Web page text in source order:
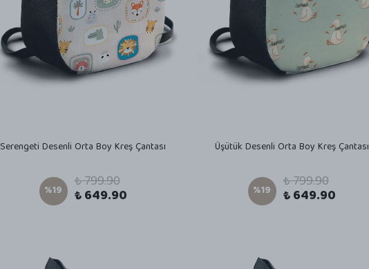
Serengeti Desenli Orta Boy Kreş Çantası
%19 ₺ 799.90
₺ 649.90
Üşütük Desenli Orta Boy Kreş Çantası
%19 ₺ 799.90
₺ 649.90